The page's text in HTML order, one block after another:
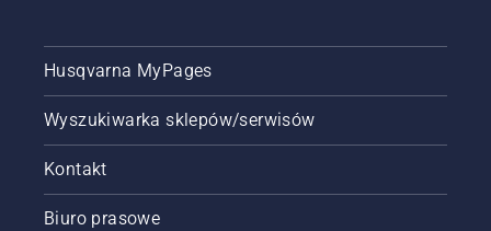
Husqvarna MyPages
Wyszukiwarka sklepów/serwisów
Kontakt
Biuro prasowe